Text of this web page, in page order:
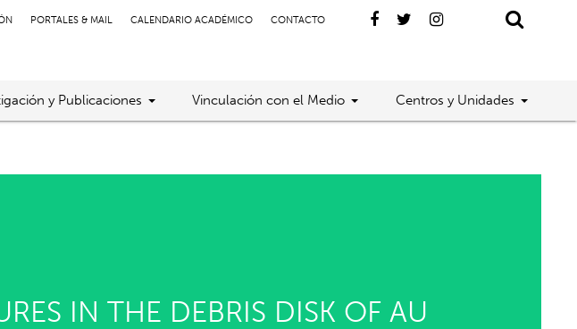
PORTALES & MAIL CALENDARIO ACADÉMICO CONTACTO
y Publicaciones Vinculación con el Medio Centros y Unidades
IN THE DEBRIS DISK OF AU